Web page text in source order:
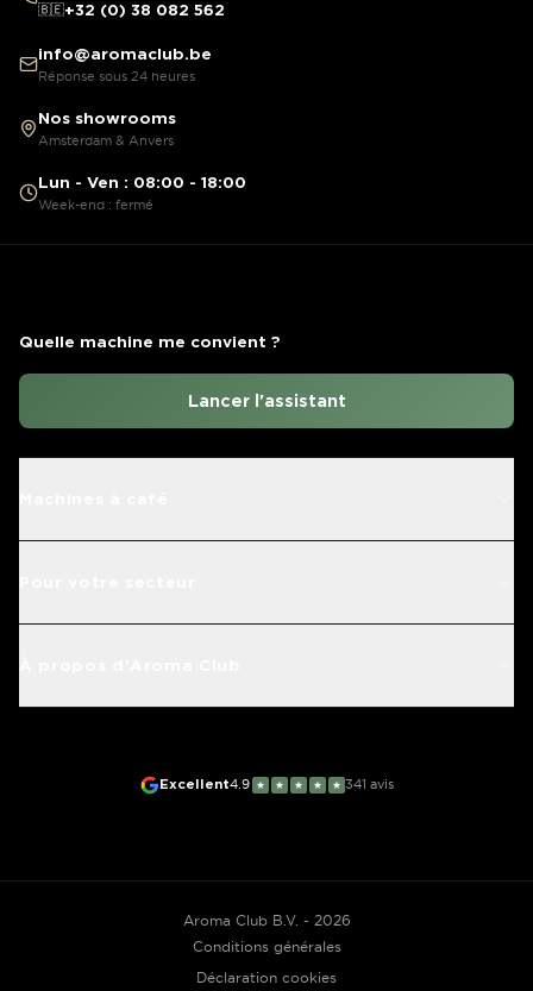
🇧🇪+32 (0) 38 082 562
info@aromaclub.be
Réponse sous 24 heures
Nos showrooms
Amsterdam & Anvers
Lun - Ven : 08:00 - 18:00
Week-end : fermé
Quelle machine me convient ?
Lancer l'assistant
Excellent4.9 ★ ★ ★ ★ ★ 341 avis
Aroma Club B.V. - 2026
Conditions générales
Déclaration cookies